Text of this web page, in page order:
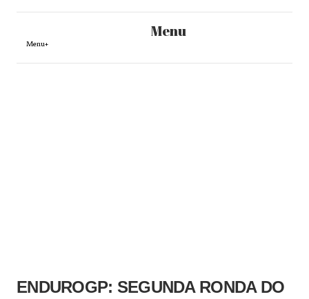
Norte
a
Menu
Menu+
ENDUROGP: SEGUNDA RONDA DO